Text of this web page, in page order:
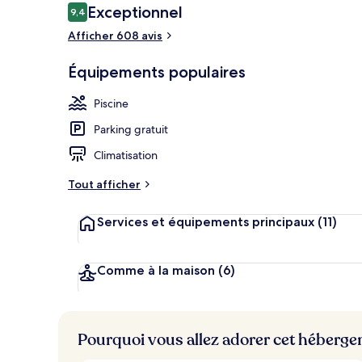
Avis
voyageurs
9,49,4 sur 10
Exceptionnel
Afficher 608 avis
Équipements populaires
Piscine
Parking gratuit
Climatisation
Tout afficher
Services et équipements principaux (11)
Comme à la maison (6)
Pourquoi vous allez adorer cet